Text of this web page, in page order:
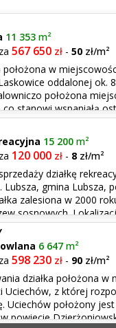
11 353 m²
567 650 zł - 50 zł/m²
położona w
oddalonej ok.
położona
stanowi wspaniałą
z dala od zgiełku
15 200 m²
120 000 zł - 8 zł/m²
działkę
Lubsza, gmina Lubsza,
zalesiona w 2000
sosnowych.
- około 50
6 647 m²
598 230 zł - 90 zł/m²
działka położona w
Uciechów, z której
Uciechów położony
powiecie